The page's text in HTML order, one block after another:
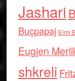
Jashari
Buçpapaj Elmi
Eugjen
shkreli